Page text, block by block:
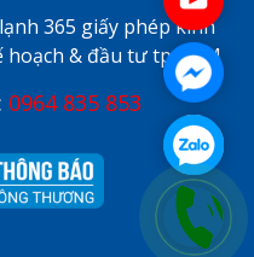
365 giấy phép kinh
hoạch & đầu tư tp HCM
0964 835 853